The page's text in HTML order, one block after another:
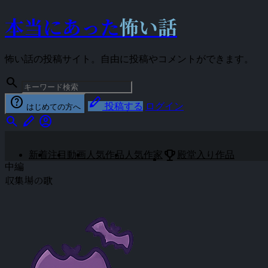
本当にあった怖い話
怖い話の投稿サイト。自由に投稿やコメントができます。
search
help はじめての方へ stylus 投稿する ログイン
search stylus account_circle
新着 注目 動画 人気作品 人気作家 emoji_events 殿堂入り作品
中編
収集場の歌